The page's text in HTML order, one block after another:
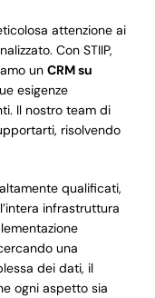
attenzione ai
Con STIIP,
un CRM su
esigenze
Il nostro team di
risolvendo
qualificati,
infrastruttura
una
dei dati, il
ogni aspetto sia